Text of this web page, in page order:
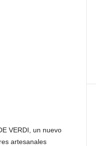
VERDI, un nuevo
artesanales